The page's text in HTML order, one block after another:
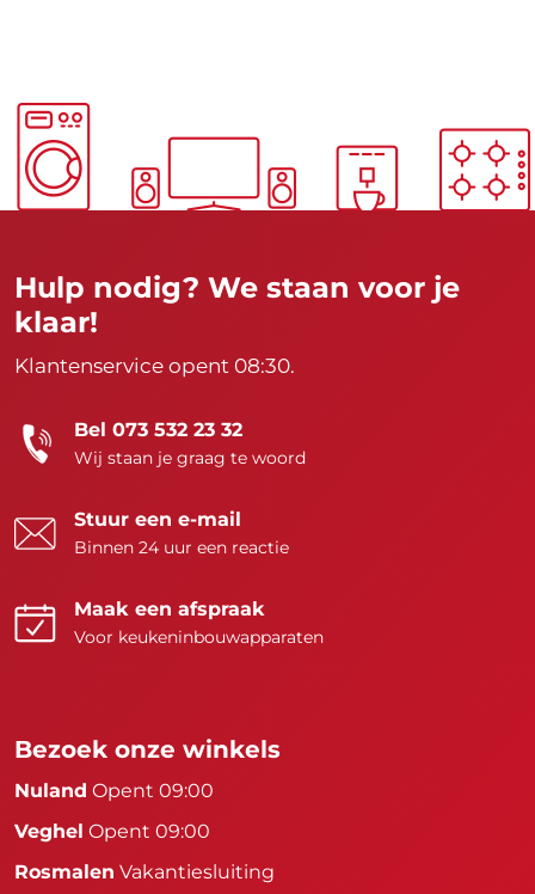
Hulp nodig? We staan voor je
klaar!
Klantenservice opent 08:30.
Bel 073 532 23 32
Wij staan je graag te woord
Stuur een e-mail
Binnen 24 uur een reactie
Maak een afspraak
Voor keukeninbouwapparaten
Bezoek onze winkels
Nuland Opent 09:00
Veghel Opent 09:00
Rosmalen Vakantiesluiting